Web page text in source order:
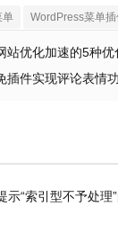
单 WordPress菜单
站优化加速的5种优
插件实现评论表情
示“索引型不予处理